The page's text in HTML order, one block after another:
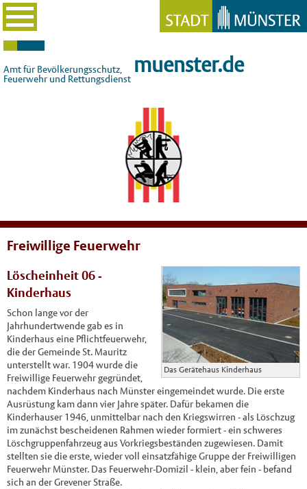
Amt für Bevölkerungsschutz,
Feuerwehr und Rettungsdienst
muenster.de
Freiwillige Feuerwehr
Das Gerätehaus Kinderhaus
Löscheinheit 06 -
Kinderhaus
Schon lange vor der
Jahrhundertwende gab es in
Kinderhaus eine Pflichtfeuerwehr,
die der Gemeinde St. Mauritz
unterstellt war. 1904 wurde die
Freiwillige Feuerwehr gegründet,
nachdem Kinderhaus nach Münster eingemeindet wurde. Die erste
Ausrüstung kam dann vier Jahre später. Dafür bekamen die
Kinderhauser 1946, unmittelbar nach den Kriegswirren - als Löschzug
im zunächst bescheidenen Rahmen wieder formiert - ein schweres
Löschgruppenfahrzeug aus Vorkriegsbeständen zugewiesen. Damit
stellten sie die erste, wieder voll einsatzfähige Gruppe der Freiwilligen
Feuerwehr Münster. Das Feuerwehr-Domizil - klein, aber fein - befand
sich an der Grevener Straße.